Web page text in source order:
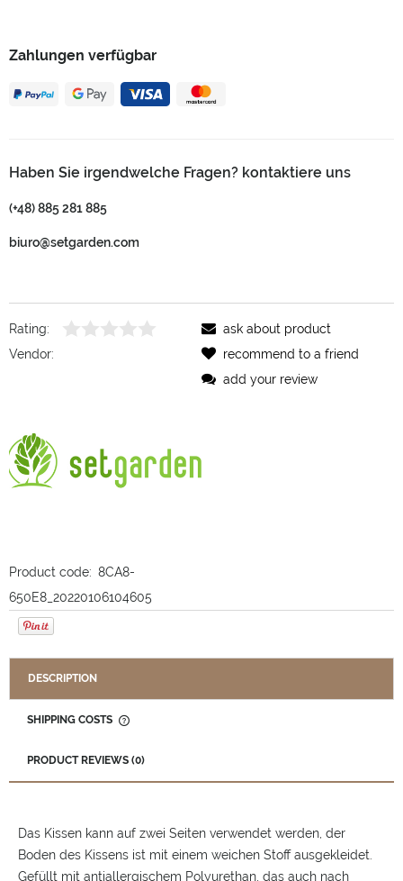
Zahlungen verfügbar
Haben Sie irgendwelche Fragen? kontaktiere uns
(+48) 885 281 885
biuro@setgarden.com
Rating:
Vendor:
Product code: 8CA8-
650E8_20220106104605
ask about product
recommend to a friend
add your review
DESCRIPTION
SHIPPING COSTS
PRODUCT REVIEWS (0)
Das Kissen kann auf zwei Seiten verwendet werden, der
Boden des Kissens ist mit einem weichen Stoff ausgekleidet.
Gefüllt mit antiallergischem Polyurethan, das auch nach